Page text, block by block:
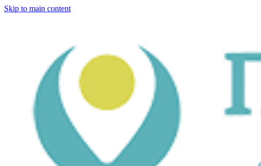
Skip to main content